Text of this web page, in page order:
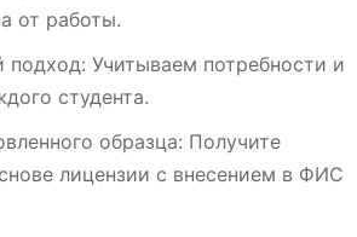
от работы.
подход: Учитываем потребности и
студента.
образца: Получите
лицензии с внесением в ФИС